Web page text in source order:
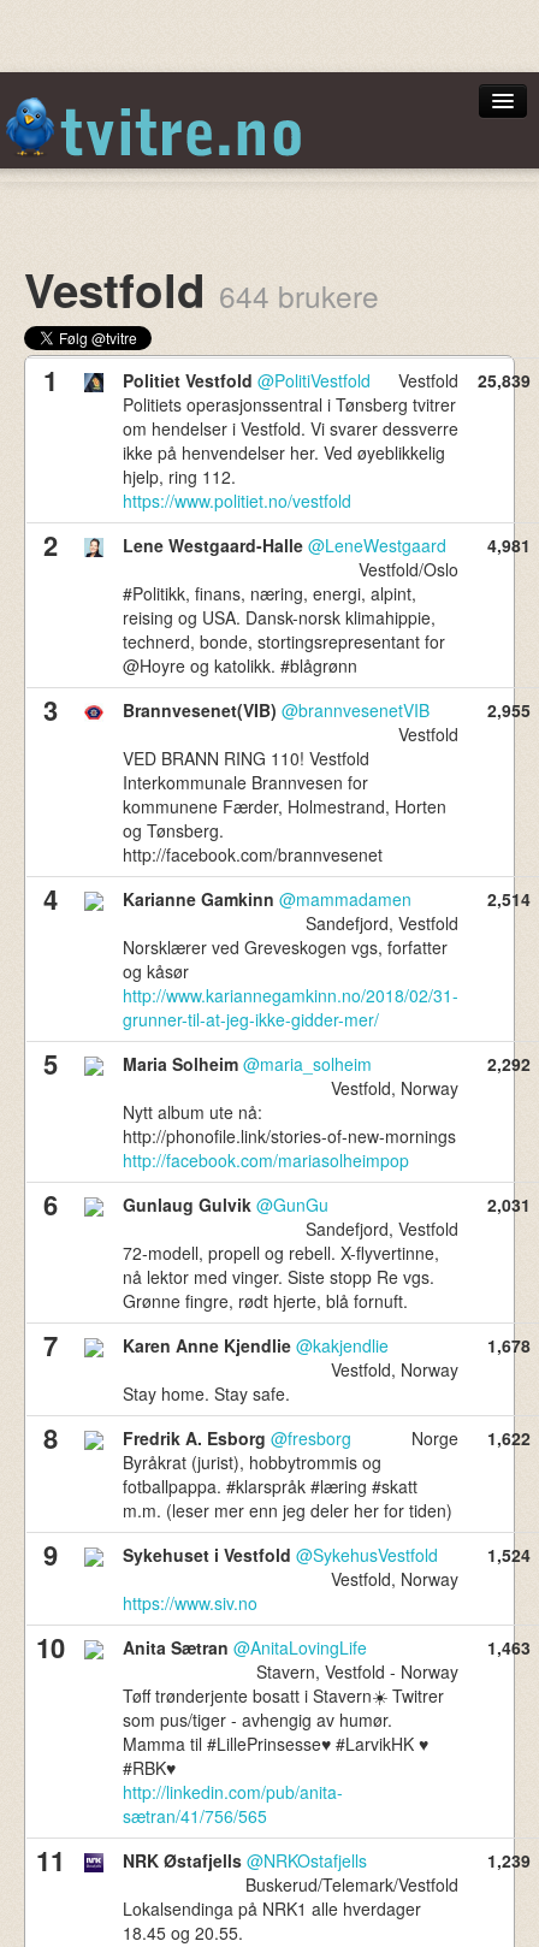
736,310
Norske Tvitrere
Vestfold 644 brukere
1 Politiet Vestfold @PolitiVestfold
Vestfold
Politiets operasjonssentral i Tønsberg tvitrer
om hendelser i Vestfold. Vi svarer dessverre
ikke på henvendelser her. Ved øyeblikkelig
hjelp, ring 112.
https://www.politiet.no/vestfold
25,839
2 Lene Westgaard-Halle @LeneWestgaard
Vestfold/Oslo
#Politikk, finans, næring, energi, alpint,
reising og USA. Dansk-norsk klimahippie,
technerd, bonde, stortingsrepresentant for
@Hoyre og katolikk. #blågrønn
4,981
3 Brannvesenet(VIB) @brannvesenetVIB
Vestfold
VED BRANN RING 110! Vestfold
Interkommunale Brannvesen for
kommunene Færder, Holmestrand, Horten
og Tønsberg.
http://facebook.com/brannvesenet
2,955
4 Karianne Gamkinn @mammadamen
Sandefjord, Vestfold
Norsklærer ved Greveskogen vgs, forfatter
og kåsør
http://www.kariannegamkinn.no/2018/02/31-
grunner-til-at-jeg-ikke-gidder-mer/
2,514
5 Maria Solheim @maria_solheim
Vestfold, Norway
Nytt album ute nå:
http://phonofile.link/stories-of-new-mornings
http://facebook.com/mariasolheimpop
2,292
6 Gunlaug Gulvik @GunGu
Sandefjord, Vestfold
72-modell, propell og rebell. X-flyvertinne,
nå lektor med vinger. Siste stopp Re vgs.
Grønne fingre, rødt hjerte, blå fornuft.
2,031
7 Karen Anne Kjendlie @kakjendlie
Vestfold, Norway
Stay home. Stay safe.
1,678
8 Fredrik A. Esborg @fresborg
Norge
Byråkrat (jurist), hobbytrommis og
fotballpappa. #klarspråk #læring #skatt
m.m. (leser mer enn jeg deler her for tiden)
1,622
9 Sykehuset i Vestfold @SykehusVestfold
Vestfold, Norway
https://www.siv.no
1,524
10 Anita Sætran @AnitaLovingLife
Stavern, Vestfold - Norway
Tøff trønderjente bosatt i Stavern☀️ Twitrer
som pus/tiger - avhengig av humør.
Mamma til #LillePrinsesse♥️ #LarvikHK ♥️
#RBK♥️
http://linkedin.com/pub/anita-
sætran/41/756/565
1,463
11 NRK Østafjells @NRKOstafjells
Buskerud/Telemark/Vestfold
Lokalsendinga på NRK1 alle hverdager
18.45 og 20.55.
1,239